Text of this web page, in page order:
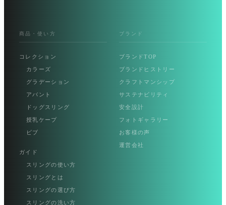
商品・使い方
コレクション
カラーズ
グラデーション
アバント
ドッグスリング
授乳ケープ
ビブ
ガイド
スリングの使い方
スリングとは
スリングの選び方
スリングの洗い方
ブランド
ブランドTOP
ブランドヒストリー
クラフトマンシップ
サステナビリティ
安全設計
フォトギャラリー
お客様の声
運営会社